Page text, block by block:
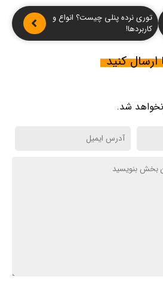
توری نرده پنلی چیست؟ انواع و
کاربردها!
کنید
شد.